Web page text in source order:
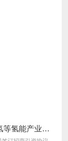
建设大功率车用燃料电池系统及电解制氢等氢能产业链项目——广东清能正式落户吕梁 开启氢能产业新赛道